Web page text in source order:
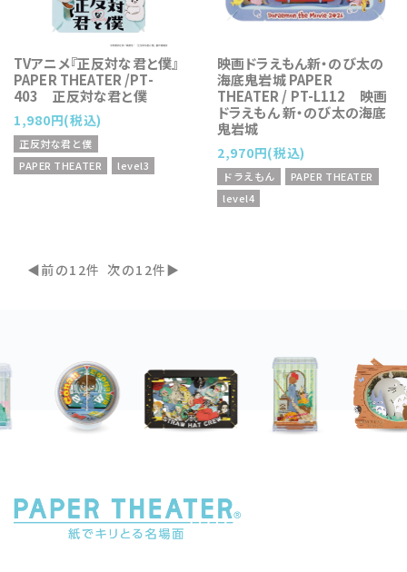
TVアニメ『正反対な君と僕』
PAPER THEATER /PT-
403 正反対な君と僕
1,980円(税込)
正反対な君と僕
PAPER THEATER
level3
映画ドラえもん新・のび太の
海底鬼岩城 PAPER
THEATER / PT-L112 映画
ドラえもん 新・のび太の海底
鬼岩城
2,970円(税込)
ドラえもん
PAPER THEATER
level4
前の12件 次の12件